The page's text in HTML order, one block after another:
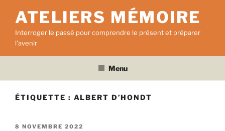
contenu
principal
ATELIERS MÉMOIRE
Interroger le passé pour comprendre le présent et préparer
l'avenir
Menu
ÉTIQUETTE : ALBERT D’HONDT
PUBLIÉ
8 NOVEMBRE 2022